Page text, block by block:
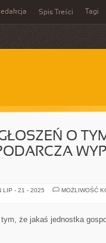
Spis Treści Tagi
O
LIP - 21 - 2025
MOŻLIWOŚĆ
że jakaś jednostka